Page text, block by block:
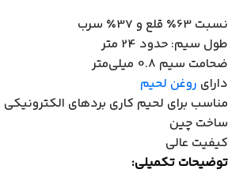
نسبت 63٪ قلع و 37٪ سرب
طول سیم: حدود 24 متر
ضحامت سیم 0.8 میلی‌متر
دارای روغن لحیم
مناسب برای لحیم کاری بردهای
ساخت چین
کیفیت عالی
توضیحات تکمیلی: